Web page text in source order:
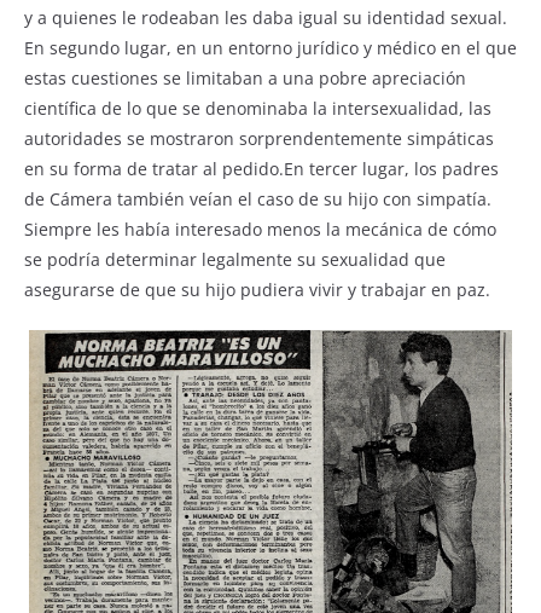
y a quienes le rodeaban les daba igual su identidad sexual.
En segundo lugar, en un entorno jurídico y médico en el que
estas cuestiones se limitaban a una pobre apreciación
científica de lo que se denominaba la intersexualidad, las
autoridades se mostraron sorprendentemente simpáticas
en su forma de tratar al pedido.En tercer lugar, los padres
de Cámera también veían el caso de su hijo con simpatía.
Siempre les había interesado menos la mecánica de cómo
se podría determinar legalmente su sexualidad que
asegurarse de que su hijo pudiera vivir y trabajar en paz.